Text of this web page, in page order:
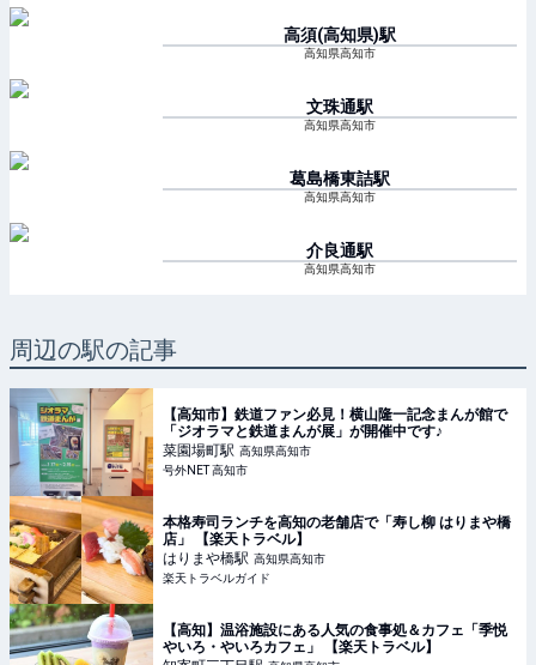
高須(高知県)駅
高知県高知市
文珠通駅
高知県高知市
葛島橋東詰駅
高知県高知市
介良通駅
高知県高知市
周辺の駅の記事
【高知市】鉄道ファン必見！横山隆一記念まんが館で
「ジオラマと鉄道まんが展」が開催中です♪
菜園場町駅 高知県高知市
号外NET 高知市
本格寿司ランチを高知の老舗店で「寿し柳 はりまや橋
店」 【楽天トラベル】
はりまや橋駅 高知県高知市
楽天トラベルガイド
【高知】温浴施設にある人気の食事処＆カフェ「季悦
やいろ・やいろカフェ」 【楽天トラベル】